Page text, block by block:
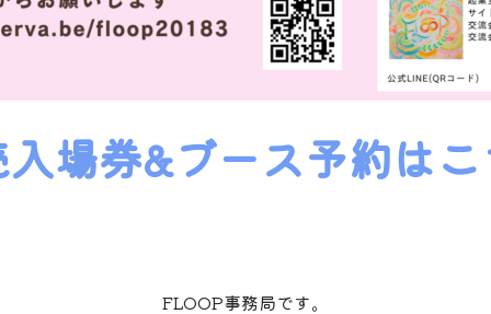
場券&ブース予約は
FLOOP事務局です。